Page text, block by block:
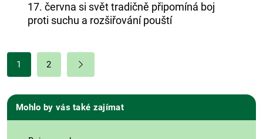
17. června si svět tradičně připomíná boj
proti suchu a rozšiřování pouští
1 2
Mohlo by vás také zajímat